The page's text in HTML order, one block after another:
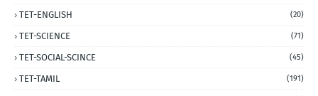
TET-ENGLISH (20)
TET-SCIENCE (71)
TET-SOCIAL-SCINCE (45)
TET-TAMIL (191)